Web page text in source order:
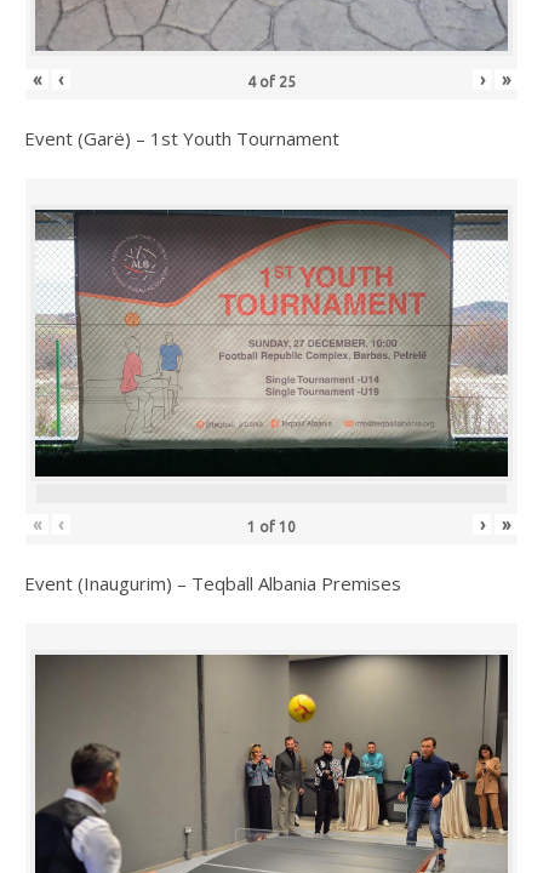
« ‹ 4of 25 › »
Event (Garë) – 1st Youth Tournament
« ‹ 1 of 10 › »
Event (Inaugurim) – Teqball Albania Premises